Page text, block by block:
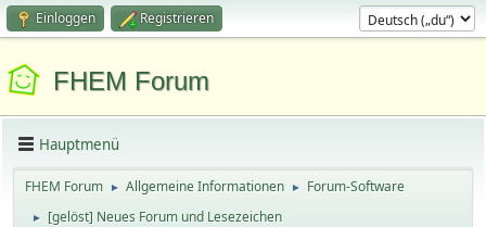
Einloggen Registrieren
FHEM Forum
Hauptmenü
FHEM Forum ► Allgemeine Informationen ► Forum-Software
► [gelöst] Neues Forum und Lesezeichen